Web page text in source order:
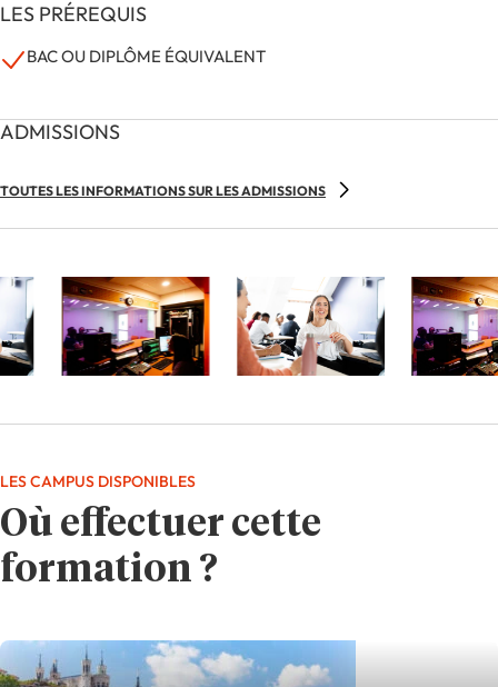
LES PRÉREQUIS
BAC OU DIPLÔME ÉQUIVALENT
ADMISSIONS
TOUTES LES INFORMATIONS SUR LES ADMISSIONS
Où effectuer cette
formation ?
LES CAMPUS DISPONIBLES